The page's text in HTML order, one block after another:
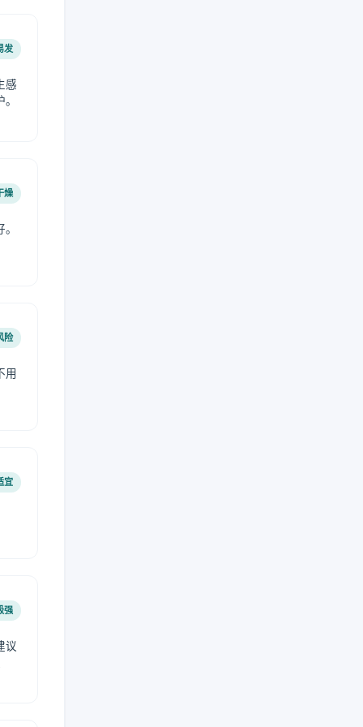
发
感
燥
险
用
宜
强
议